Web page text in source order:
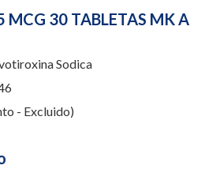
MCG 30 TABLETAS MK A
Sodica
- Excluido)